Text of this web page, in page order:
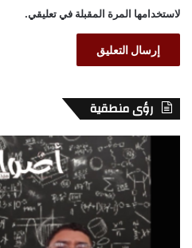
لاستخدامها المرة المقبلة في تعليقي.
رؤى منطقية